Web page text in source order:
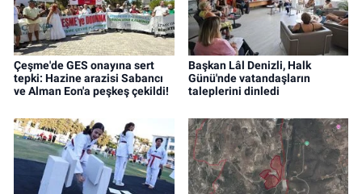
Çeşme'de GES onayına sert
tepki: Hazine arazisi Sabancı
ve Alman Eon'a peşkeş çekildi!
Başkan Lâl Denizli, Halk
Günü'nde vatandaşların
taleplerini dinledi